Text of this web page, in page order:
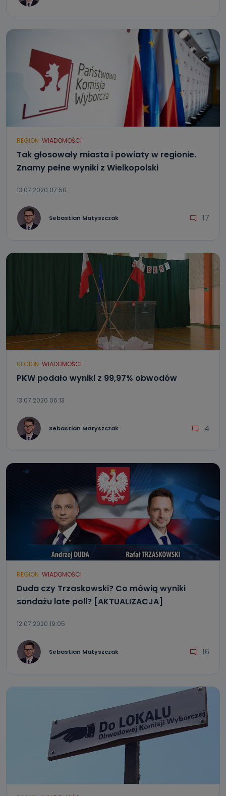
REGION WIADOMOŚCI
Tak głosowały miasta i powiaty w regionie.
Znamy pełne wyniki z Wielkopolski
13.07.2020 07:50
Sebastian Matyszczak 17
REGION WIADOMOŚCI
PKW podało wyniki z 99,97% obwodów
13.07.2020 06:13
Sebastian Matyszczak 4
REGION WIADOMOŚCI
Duda czy Trzaskowski? Co mówią wyniki
sondażu late poll? [AKTUALIZACJA]
12.07.2020 19:05
Sebastian Matyszczak 16